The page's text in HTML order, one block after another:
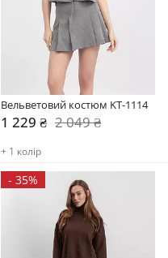
Вельветовий костюм KT-1114
1 229 ₴ 2 049 ₴
+ 1 колір
- 35%